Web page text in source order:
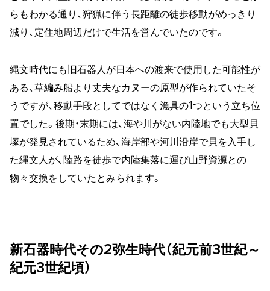
らもわかる通り、狩猟に伴う長距離の徒歩移動がめっきり
減り、定住地周辺だけで生活を営んでいたのです。
縄文時代にも旧石器人が日本への渡来で使用した可能性が
ある、草編み船より丈夫なカヌーの原型が作られていたそ
うですが、移動手段としてではなく漁具の1つという立ち位
置でした。後期・末期には、海や川がない内陸地でも大型貝
塚が発見されているため、海岸部や河川沿岸で貝を入手し
た縄文人が、陸路を徒歩で内陸集落に運び山野資源との
物々交換をしていたとみられます。
新石器時代その2弥生時代（紀元前3世紀～
紀元3世紀頃）